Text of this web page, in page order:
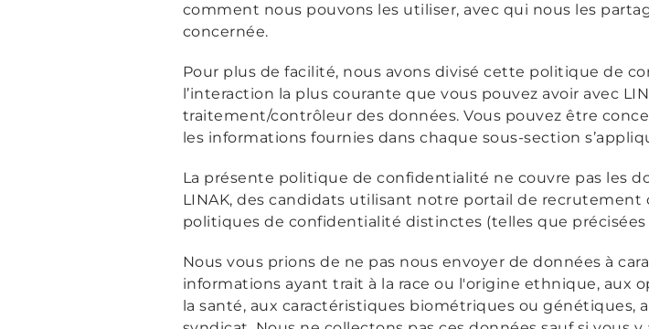
comment nous pouvons les utiliser, avec qui nous les
concernée.
Pour plus de facilité, nous avons divisé cette politique de
l’interaction la plus courante que vous pouvez avoir avec
traitement/contrôleur des données. Vous pouvez être
les informations fournies dans chaque sous-section
La présente politique de confidentialité ne couvre pas les
LINAK, des candidats utilisant notre portail de recrutement
politiques de confidentialité distinctes (telles que précisées
Nous vous prions de ne pas nous envoyer de données à
informations ayant trait à la race ou l'origine ethnique, aux
la santé, aux caractéristiques biométriques ou génétiques,